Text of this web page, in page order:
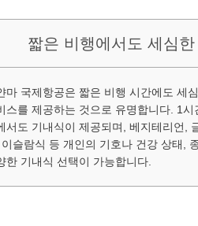
짧은 비행에서도 세심
마 국제항공은 짧은 비행 시간에도 세
스를 제공하는 것으로 유명합니다. 1시
서도 기내식이 제공되며, 베지테리언,
슬람식 등 개인의 기호나 건강 상태,
한 기내식 선택이 가능합니다.